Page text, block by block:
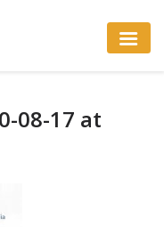
08-17 at